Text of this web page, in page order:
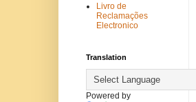
Livro de
Reclamações
Electronico
Translation
Powered by